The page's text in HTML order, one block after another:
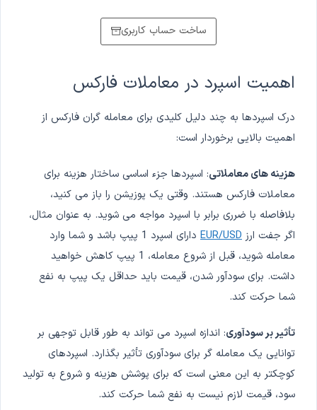
ساخت حساب کاربری
اهمیت اسپرد در معاملات فارکس
درک اسپردها به چند دلیل کلیدی برای معامله گران فارکس از
اهمیت بالایی برخوردار است:
هزینه های معاملاتی: اسپردها جزء اساسی ساختار هزینه برای
معاملات فارکس هستند. وقتی یک پوزیشن را باز می کنید،
بلافاصله با ضرری برابر با اسپرد مواجه می شوید. به عنوان مثال،
اگر جفت ارز EUR/USD
دارای اسپرد 1 پیپ باشد و شما وارد
معامله شوید، قبل از شروع معامله، 1 پیپ کاهش خواهید
داشت. برای سودآور شدن، قیمت باید حداقل یک پیپ به نفع
شما حرکت کند.
تأثیر بر سودآوری: اندازه اسپرد می تواند به طور قابل توجهی بر
توانایی یک معامله گر برای سودآوری تأثیر بگذارد. اسپردهای
کوچکتر به این معنی است که برای پوشش هزینه و شروع به تولید
سود، قیمت لازم نیست به نفع شما حرکت کند.